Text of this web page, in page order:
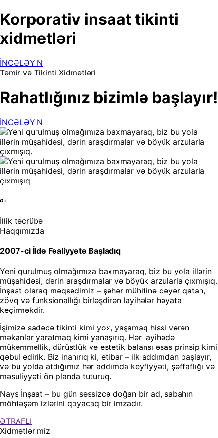
Korporativ insaat tikinti
xidmetləri
İNCƏLƏYİN
Təmir və Tikinti Xidmətləri
Rahatlığınız bizimlə başlayır!
İNCƏLƏYİN
0+
İllik təcrübə
Haqqımızda
2007-ci İldə Fəaliyyətə Başladıq
Yeni qurulmuş olmağımıza baxmayaraq, biz bu yola illərin
müşahidəsi, dərin araşdırmalar və böyük arzularla çıxmışıq.
İnşaat olaraq məqsədimiz – şəhər mühitinə dəyər qatan,
zövq və funksionallığı birləşdirən layihələr həyata
keçirməkdir.
İşimizə sadəcə tikinti kimi yox, yaşamaq hissi verən
məkanlar yaratmaq kimi yanaşırıq. Hər layihədə
mükəmməllik, dürüstlük və estetik balansı əsas prinsip kimi
qəbul edirik. Biz inanırıq ki, etibar – ilk addımdan başlayır,
və bu yolda atdığımız hər addımda keyfiyyəti, şəffaflığı və
məsuliyyəti ön planda tuturuq.
Nays İnşaat – bu gün səssizcə doğan bir ad, sabahın
möhtəşəm izlərini qoyacaq bir imzadır.
ƏTRAFLI
Xidmətlərimiz